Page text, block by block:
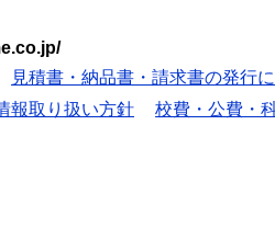
見積書・納品書・請求書の発行
報取り扱い方針 校費・公費・